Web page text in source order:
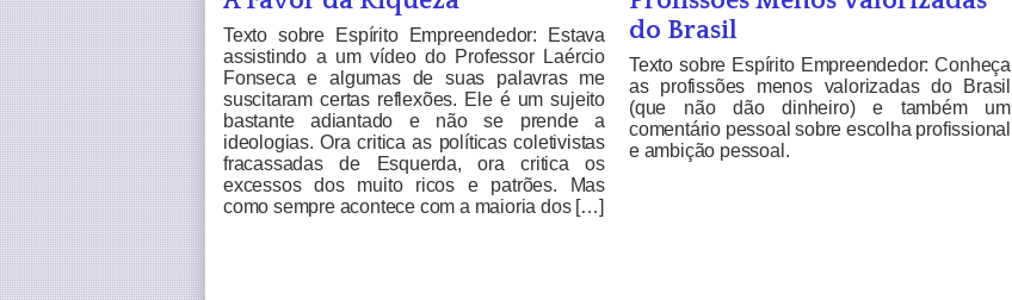
Texto sobre Espírito Empreendedor: Estava
assistindo a um vídeo do Professor Laércio
Fonseca e algumas de suas palavras me
suscitaram certas reflexões. Ele é um sujeito
bastante adiantado e não se prende a
ideologias. Ora critica as políticas coletivistas
fracassadas de Esquerda, ora critica os
excessos dos muito ricos e patrões. Mas
como sempre acontece com a maioria dos […]
do Brasil
Texto sobre Espírito Empreendedor: Conheça
as profissões menos valorizadas do Brasil
(que não dão dinheiro) e também um
comentário pessoal sobre escolha profissional
e ambição pessoal.